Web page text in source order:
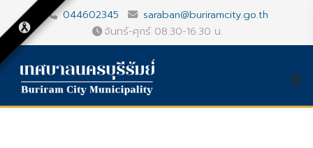
044602345
saraban@buriramcity.go.th
จันทร์-ศุกร์ 08.30-16.30 น.